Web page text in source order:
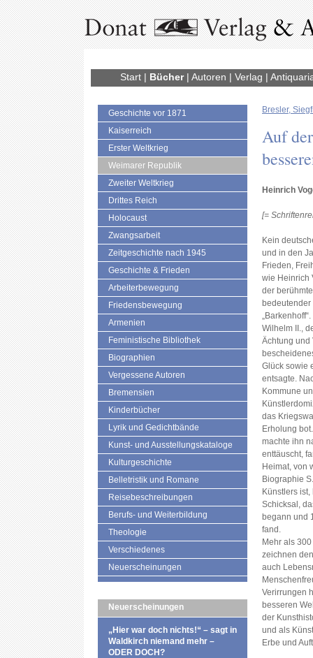
Start| Bücher| Autoren | Verlag |
Geschichte vor 1871
Kaiserreich
Erster Weltkrieg
Weimarer Republik
Zweiter Weltkrieg
Drittes Reich
Holocaust
Zwangsarbeit
Zeitgeschichte nach 1945
Geschichte & Frieden
Arbeiterbewegung
Friedensbewegung
Armenien
Feministische Bibliothek
Biographien
Vergessene Autoren
Bremensien
Kinderbücher
Lyrik und Gedichtbände
Kunst- und Ausstellungskataloge
Kulturgeschichte
Belletristik und Romane
Reisebeschreibungen
Berufs- und Weiterbildung
Theologie
Verschiedenes
Neuerscheinungen
Neuerscheinungen
„Hier war doch nichts!“ – sagt in
Waldkirch niemand mehr –
ODER DOCH?
Bresler,
Auf
Heinrich
[=
Kein
und in den
Frieden,
wie Heinrich
der
bedeutender
Wilhelm II.,
Ächtung und
Glück sowie
entsagte.
Kommune
das
Erholung
machte ihn
enttäuscht,
Heimat, von
Biographie
Künstlers
Schicksal,
begann und
fand.
Mehr als
zeichnen
auch
Verirrungen
besseren
der
und als
Erbe und